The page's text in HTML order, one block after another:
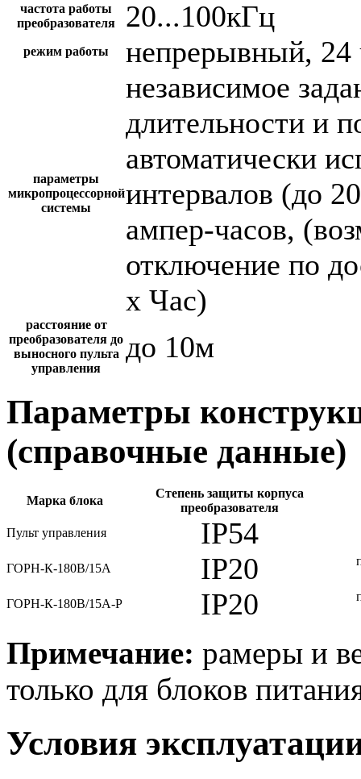
частота работы
преобразователя
20...100кГц
режим работы непрерывный, 24
параметры
микропроцессорной
системы
независимое
длительности и
автоматически
интервалов (до
ампер-часов,
отключение по
х Час)
расстояние от
преобразователя до
выносного пульта
управления
до 10м
Параметры
(справочные данные)
Марка блока
Степень защиты корпуса
преобразователя
Пульт управления
IP54
ГОРН-К-180В/15А IP20
ГОРН-К-180В/15А-Р IP20
Примечание: рамеры и
только для блоков
Условия